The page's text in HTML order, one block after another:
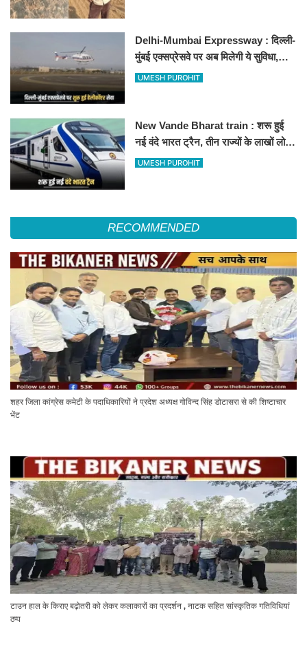
Delhi-Mumbai Expressway : दिल्ली-
मुंबई एक्सप्रेसवे पर अब मिलेगी ये सुविधा,
हेलीकॉप्टर सर्विस से तुरंत घायल पहुंचेगा
UMESH PUROHIT
New Vande Bharat train : शरू हुई
नई वंदे भारत ट्रैन, तीन राज्यों के लाखों लोगों
का सफर होगा आसान, देखें पूरा रूटमैप
UMESH PUROHIT
RECOMMENDED
शहर जिला कांग्रेस कमेटी के पदाधिकारियों ने प्रदेश अध्यक्ष गोविन्द सिंह डोटासरा से की शिष्टाचार
भेंट
टाउन हाल के किराए बढ़ोतरी को लेकर कलाकारों का प्रदर्शन , नाटक सहित सांस्कृतिक गतिविधियां
ठप्प